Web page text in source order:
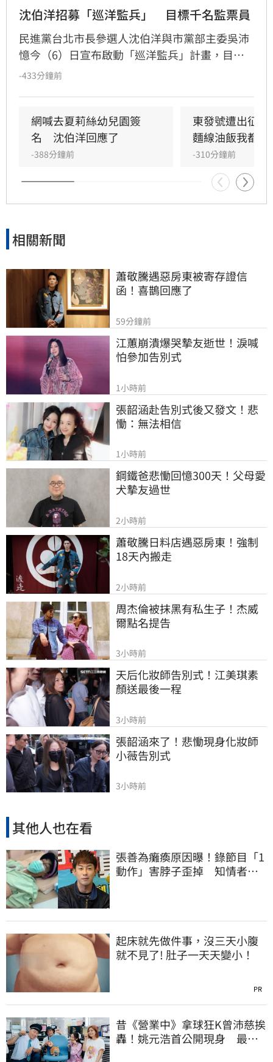
沈伯洋招募「巡洋監兵」　目標千名監票員
民進黨台北市長參選人沈伯洋與市黨部主委吳沛
憶今（6）日宣布啟動「巡洋監兵」計畫，目標
號召千名公民擔任監票員，確保今年11月28日台
說，許多人參與政治的起點正是從監票員做起，
如果大家覺得台灣的民主值得守護，也想要參與
這樣的行動，歡迎加入「巡洋監兵」行列，共同
-433分鐘前
網喊去夏莉絲幼兒園簽
名　沈伯洋回應了
-388分鐘前
東發號遭出征
麵線油飯我都喜
-310分鐘前
相關新聞
蕭敬騰遇惡房東被寄存證信
函！喜鵲回應了
59分鐘前
江蕙崩潰爆哭摯友逝世！淚喊
怕參加告別式
1小時前
張韶涵赴告別式後又發文！悲
慟：無法相信
1小時前
鋼鐵爸悲慟回憶300天！父母愛
犬摯友過世
2小時前
蕭敬騰日料店遇惡房東！強制
18天內搬走
2小時前
周杰倫被抹黑有私生子！杰威
爾點名提告
3小時前
天后化妝師告別式！江美琪素
顏送最後一程
3小時前
張韶涵來了！悲慟現身化妝師
小薇告別式
3小時前
其他人也在看
張善為癱瘓原因曝！錄節目「1
動作」害脖子歪掉 知情者揭
起床就先做件事，沒三天小腹
就不見了! 肚子一天天變小！
PR
昔《營業中》拿球狂K曾沛慈挨
轟！姚元浩首公開現身 最新